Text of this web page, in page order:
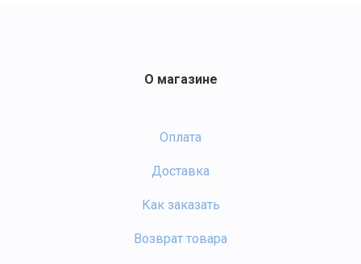
О магазине
Оплата
Доставка
Как заказать
Возврат товара